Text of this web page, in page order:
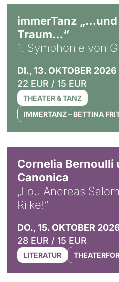
immerTanz
Traum…“
1. Symphonie von
DI., 13. OKTOBER 2026
22 EUR / 15 EUR
THEATER & TANZ
IMMERTANZ – BETTINA
Cornelia Bernoulli
Canonica
„Lou Andreas
Rilke!“
DO., 15. OKTOBER
28 EUR / 15 EUR
LITERATUR